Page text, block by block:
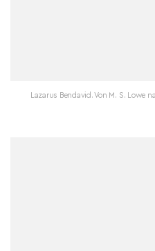
Lazarus Bendavid. Von M. S. Lowe